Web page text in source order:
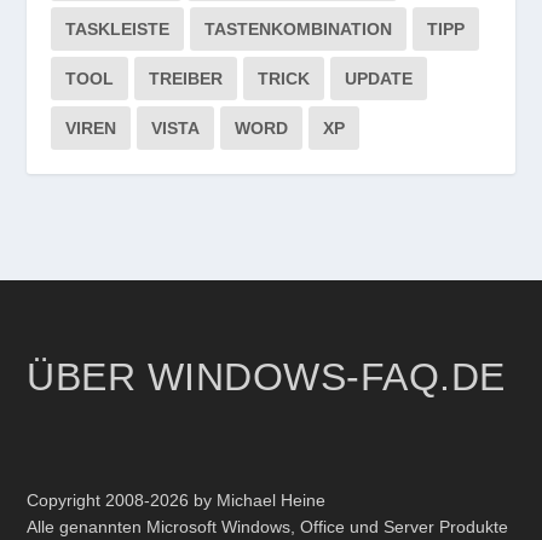
TASKLEISTE TASTENKOMBINATION TIPP
TOOL TREIBER TRICK UPDATE
VIREN VISTA WORD XP
ÜBER WINDOWS-FAQ.DE
Copyright 2008-2026 by Michael Heine
Alle genannten Microsoft Windows, Office und Server Produkte